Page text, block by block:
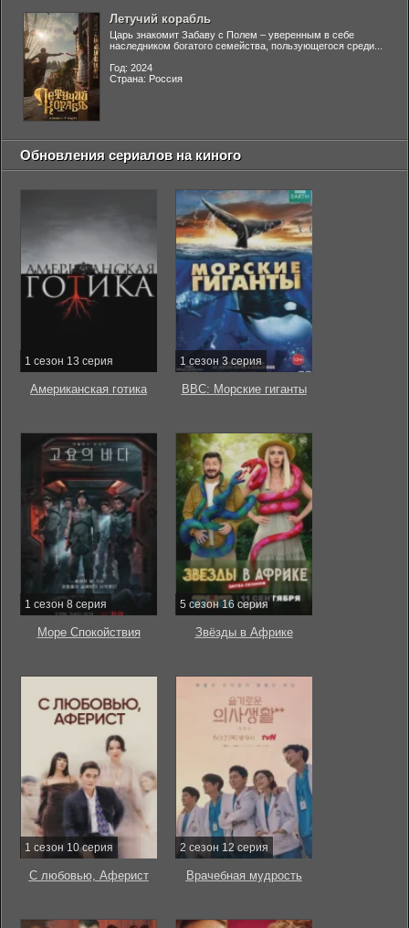
Летучий корабль
Царь знакомит Забаву с Полем – уверенным в себе
наследником богатого семейства, пользующегося среди...
Год: 2024
Страна: Россия
Обновления сериалов на киного
1 сезон 13 серия
Американская готика
1 сезон 3 серия
BBC: Морские гиганты
1 сезон 8 серия
Море Спокойствия
5 сезон 16 серия
Звёзды в Африке
1 сезон 10 серия
С любовью, Аферист
2 сезон 12 серия
Врачебная мудрость